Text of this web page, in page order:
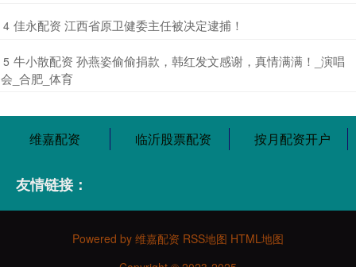
4 ​佳永配资 江西省原卫健委主任被决定逮捕！
5 ​牛小散配资 孙燕姿偷偷捐款，韩红发文感谢，真情满满！_演唱
会_合肥_体育
维嘉配资 临沂股票配资 按月配资开户
友情链接：
Powered by 维嘉配资 RSS地图 HTML地图